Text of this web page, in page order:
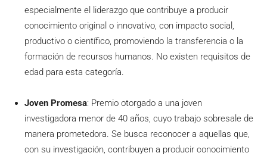
especialmente el liderazgo que contribuye a producir
conocimiento original o innovativo, con impacto social,
productivo o científico, promoviendo la transferencia o la
formación de recursos humanos. No existen requisitos de
edad para esta categoría.
Joven Promesa: Premio otorgado a una joven
investigadora menor de 40 años, cuyo trabajo sobresale de
manera prometedora. Se busca reconocer a aquellas que,
con su investigación, contribuyen a producir conocimiento